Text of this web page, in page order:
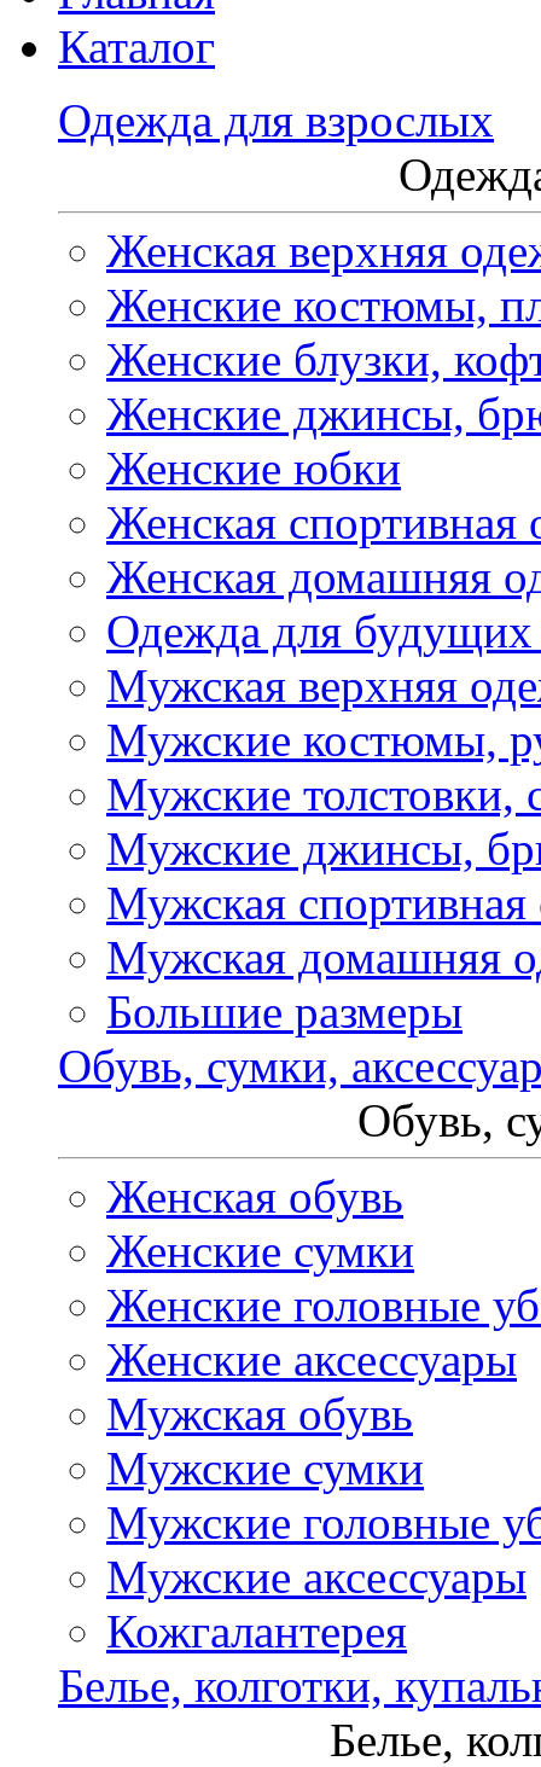
Каталог
Одежда для взрослых
Женская верхняя
Женские костюмы,
Женские блузки,
Женские джинсы,
Женские юбки
Женская спортивная
Женская домашняя
Одежда для
Мужская верхняя
Мужские костюмы,
Мужские толстовки,
Мужские джинсы,
Мужская спортивная
Мужская домашняя
Большие размеры
Обувь, сумки,
Обувь,
Женская обувь
Женские сумки
Женские головные
Женские аксессуары
Мужская обувь
Мужские сумки
Мужские головные
Мужские аксессуары
Кожгалантерея
Белье, колготки,
Белье,